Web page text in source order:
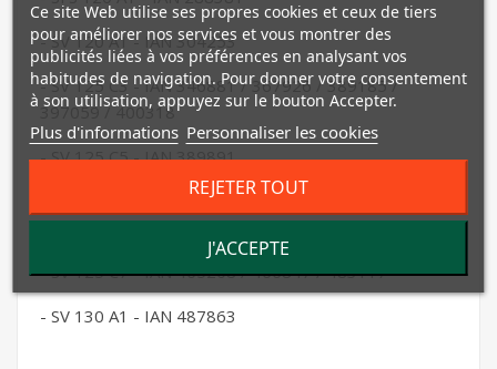
- SV 120 A1 - IAN 304253
- SV 125 C3 - IAN 346881 / 367926 / 389185 /
397059 / 400318
- SV 125 C5 - IAN 389891
- SV 125 C6 - IAN 406562 / 416131 / 425039 /
445152
- SV 125 C7 - IAN 465208 / 466847 / 483117
- SV 130 A1 - IAN 487863
Ce site Web utilise ses propres cookies et ceux de tiers
pour améliorer nos services et vous montrer des
publicités liées à vos préférences en analysant vos
habitudes de navigation. Pour donner votre consentement
à son utilisation, appuyez sur le bouton Accepter.
Plus d'informations Personnaliser les cookies
REJETER TOUT
J'ACCEPTE